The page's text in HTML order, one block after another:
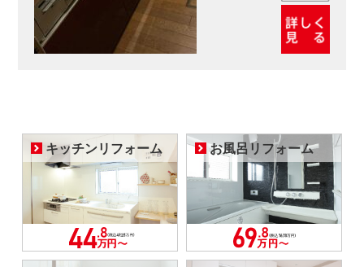
キッチンリフォーム お風呂リフォーム